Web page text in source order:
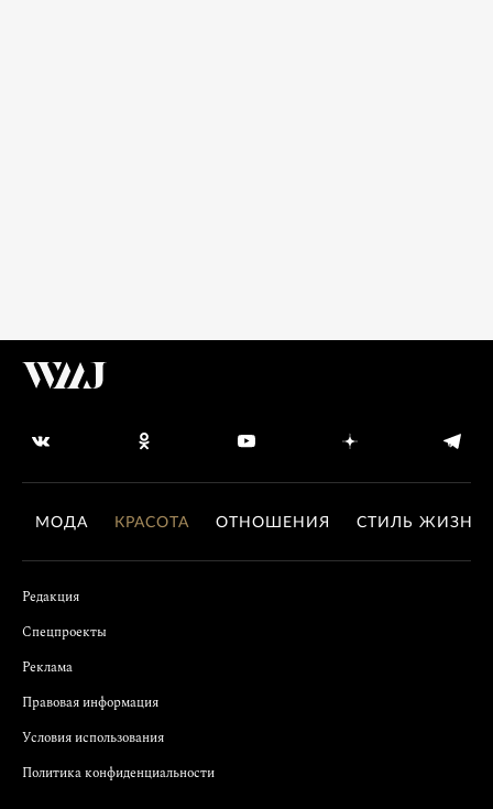
МОДА КРАСОТА ОТНОШЕНИЯ СТИЛЬ ЖИЗНИ
Редакция
Спецпроекты
Реклама
Правовая информация
Условия использования
Политика конфиденциальности